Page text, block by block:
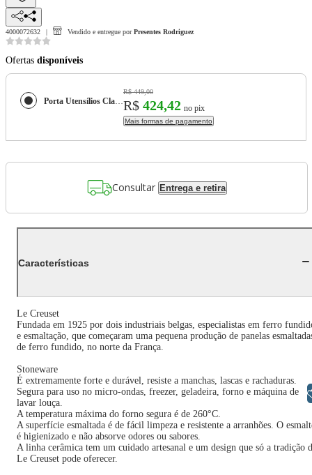
4000072632 Vendido e entregue por Presentes Rodriguez
Ofertas disponíveis
Porta Utensílios Classic 2,3 Litros Azul Marseille Le Creuset
R$ 449,00
R$ 424,42 no pix
Mais formas de pagamento
Consultar Entrega e retira
Características
Le Creuset
Fundada em 1925 por dois industriais belgas, especialistas em ferro
e esmaltação, que começaram uma pequena produção de panelas
de ferro fundido, no norte da França.
Stoneware
É extremamente forte e durável, resiste a manchas, lascas e rachaduras.
Segura para uso no micro-ondas, freezer, geladeira, forno e máquina de
lavar louça.
A temperatura máxima do forno segura é de 260°C.
A superfície esmaltada é de fácil limpeza e resistente a arranhões. O
é higienizado e não absorve odores ou sabores.
A linha cerâmica tem um cuidado artesanal e um design que só a tradição
Le Creuset pode oferecer.
Libras